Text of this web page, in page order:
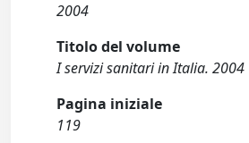
2004
Titolo del volume
I servizi sanitari in Italia. 2004
Pagina iniziale
119